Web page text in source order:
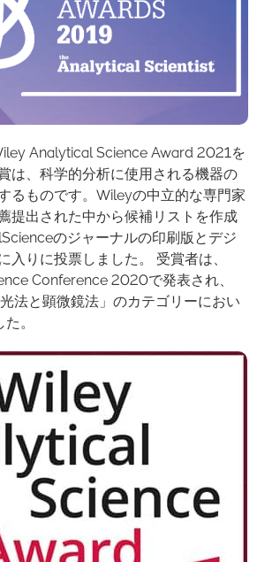
Analytical Science Award 2021を
は、科学的分析に使用される機器の
るものです。Wileyの中立的な専門家
提出された中から候補リストを作成
のジャーナルの印刷版とデジ
入りに投票しました。 受賞者は、
Conference 2020で発表され、
法と顕微鏡法」のカテゴリーにおい
。